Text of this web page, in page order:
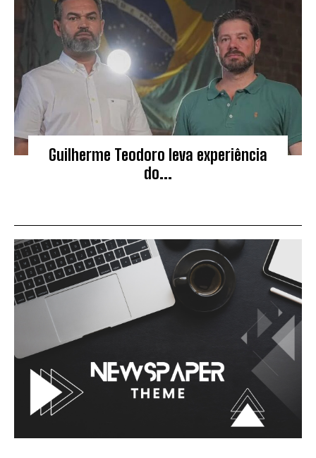
Guilherme Teodoro leva experiência
do...